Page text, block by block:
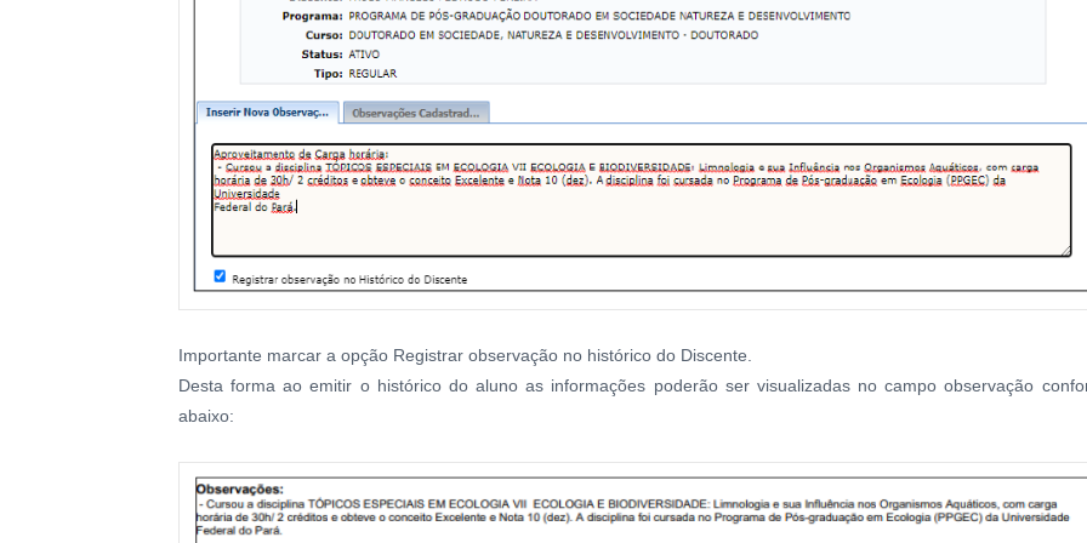
Importante marcar a opção Registrar observação no histórico do Discente.
Desta forma ao emitir o histórico do aluno as informações poderão ser visualizadas no campo observação
abaixo: